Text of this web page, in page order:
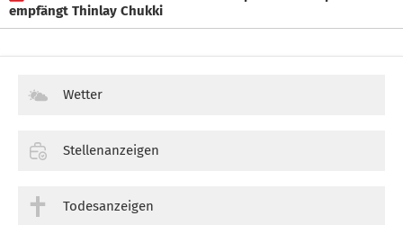
empfängt Thinlay Chukki
Wetter
Stellenanzeigen
Todesanzeigen